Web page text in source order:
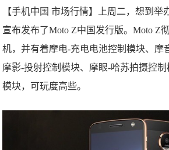
【手机中国 市场行情】上周二，想到举
宣布发布了Moto Z中国发行版。Moto Z
机，并有着摩电-充电电池控制模块、摩
摩影-投射控制模块、摩眼-哈苏拍摄控制
模块，可玩度高些。